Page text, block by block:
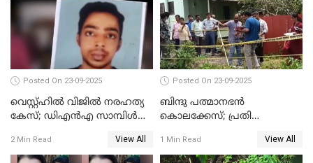
Posted On 23-09-2025
വെസ്റ്റ്ഹിൽ വിജിൽ നരഹത്യ
കേസ്; ഡിഎൻഎ സാമ്പിൾ
2 Min Read View All
Posted On 23-09-2025
ബിന്ദു പത്മാനഭന്‍
കൊലക്കേസ്; പ്രതി
രേഖപ്പെടുത്തി
1 Min Read View All